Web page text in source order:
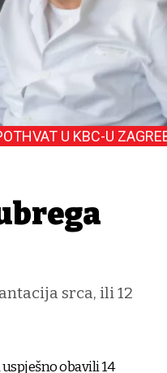
U KBC-U
srca, ili 12
obavili 14